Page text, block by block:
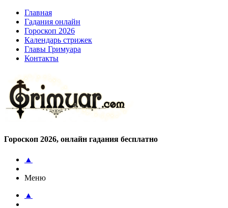
Главная
Гадания онлайн
Гороскоп 2026
Календарь стрижек
Главы Гримуара
Контакты
Гороскоп 2026, онлайн гадания бесплатно
▲
Меню
▲